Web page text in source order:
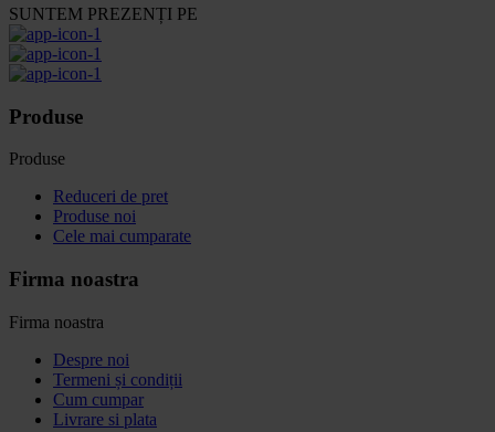
SUNTEM PREZENȚI PE
Produse
Produse
Reduceri de pret
Produse noi
Cele mai cumparate
Firma noastra
Firma noastra
Despre noi
Termeni și condiții
Cum cumpar
Livrare si plata